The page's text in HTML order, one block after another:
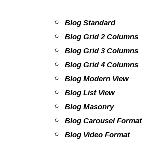
Blog Standard
Blog Grid 2 Columns
Blog Grid 3 Columns
Blog Grid 4 Columns
Blog Modern View
Blog List View
Blog Masonry
Blog Carousel Format
Blog Video Format